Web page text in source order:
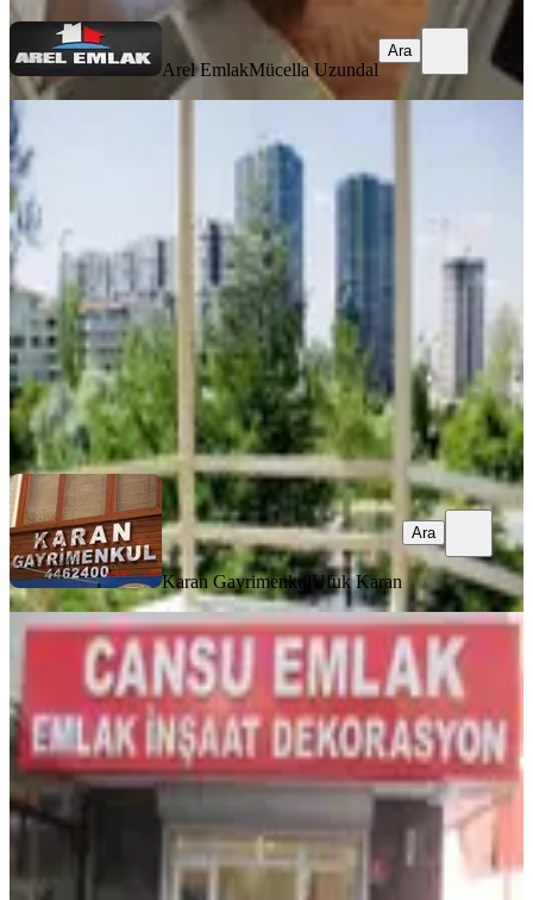
Arel EmlakMücella Uzundal
Ara
YENİ
Hilal Mah. 692.sokak'da 3+1 Park
Manzaralı Kiralık Daire
Çankaya, Hilal Mahallesi
3+1
130 m²·Bodrum Kat
38.000 ₺
Karan Gayrimenkul Ufuk Karan
Ara
Karan Gayrimenkul Ufuk Karan
Ara
YENİ
Balgat Nasuf Akar Mah.3+1 Kombili
Katta 36 Bin Tl
Çankaya, Devlet Mahallesi
3+1·120 m²· 2. Kat·07.08.2026